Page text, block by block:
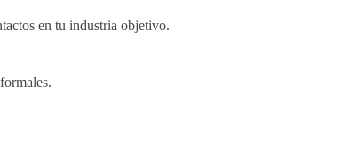
en tu industria objetivo.